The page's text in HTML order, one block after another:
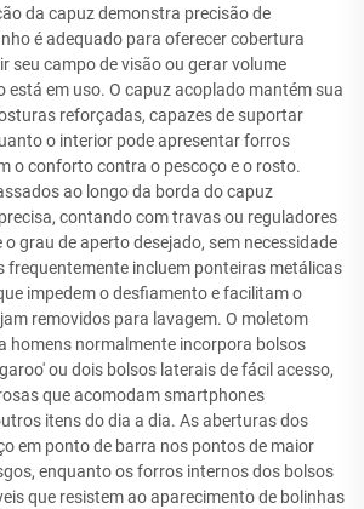
da capuz demonstra precisão de
é adequado para oferecer cobertura
seu campo de visão ou gerar volume
está em uso. O capuz acoplado mantém sua
reforçadas, capazes de suportar
o interior pode apresentar forros
o conforto contra o pescoço e o rosto.
ao longo da borda do capuz
contando com travas ou reguladores
grau de aperto desejado, sem necessidade
frequentemente incluem ponteiras metálicas
impedem o desfiamento e facilitam o
removidos para lavagem. O moletom
homens normalmente incorpora bolsos
ou dois bolsos laterais de fácil acesso,
que acomodam smartphones
itens do dia a dia. As aberturas dos
em ponto de barra nos pontos de maior
enquanto os forros internos dos bolsos
que resistem ao aparecimento de bolinhas